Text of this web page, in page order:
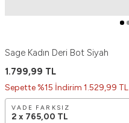
Sage Kadın Deri Bot Siyah
1.799,99 TL
Sepette %15 İndirim 1.529,99 TL
VADE FARKSIZ
2 x 765,00 TL